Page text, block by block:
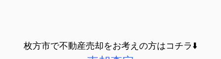
枚方市で不動産売却をお考えの方はコチラ⬇️